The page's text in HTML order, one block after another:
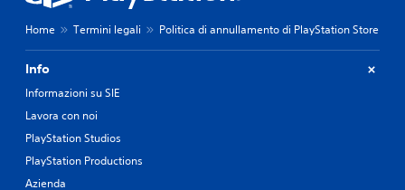
Home Termini legali Politica di annullamento di PlayStation Store
Info
Informazioni su SIE
Lavora con noi
PlayStation Studios
PlayStation Productions
Azienda